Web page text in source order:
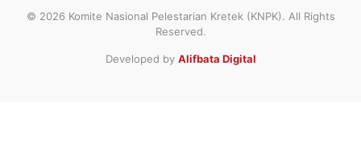
© 2026 Komite Nasional Pelestarian Kretek (KNPK). All Rights
Reserved.
Developed by Alifbata Digital